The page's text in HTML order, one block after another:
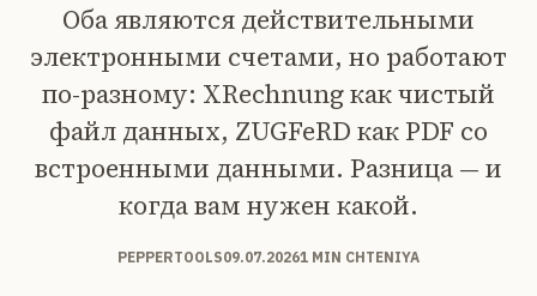
Оба являются действительными
электронными счетами, но работают
по-разному: XRechnung как чистый
файл данных, ZUGFeRD как PDF со
встроенными данными. Разница — и
когда вам нужен какой.
PEPPERTOOLS09.07.20261 MIN CHTENIYA